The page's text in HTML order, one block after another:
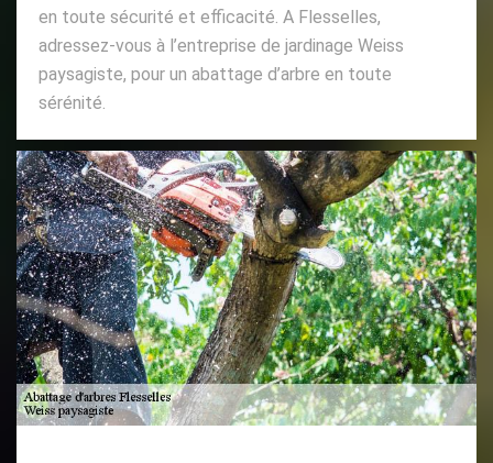
en toute sécurité et efficacité. A Flesselles,
adressez-vous à l’entreprise de jardinage Weiss
paysagiste, pour un abattage d’arbre en toute
sérénité.